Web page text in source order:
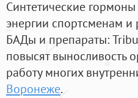
Синтетические гормоны
энергии спортсменам
БАДы и препараты:
повысят выносливость
работу многих
Воронеже.